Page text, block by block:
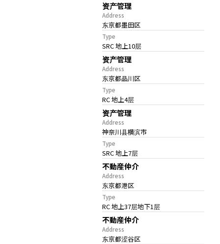
资产管理
Address
东京都墨田区
Type
SRC 地上10层
资产管理
Address
东京都品川区
Type
RC 地上4层
资产管理
Address
神奈川县横滨市
Type
SRC 地上7层
不動産仲介
Address
东京都港区
Type
RC 地上37层地下1层
不動産仲介
Address
东京都涩谷区